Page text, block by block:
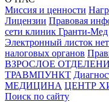
Миссия и ценности
Лицензии Правовая
сети клиник Гранти-Мед
Электронный листок
налоговых органов
ВЗРОСЛОЕ
ТРАВМПУНКТ
МЕДИЦИНА ЦЕНТР
Поиск по сайту